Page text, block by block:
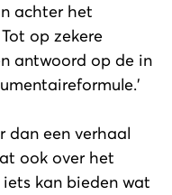
achter het
op zekere
antwoord op de in
dan een verhaal
ook over het
kan bieden wat